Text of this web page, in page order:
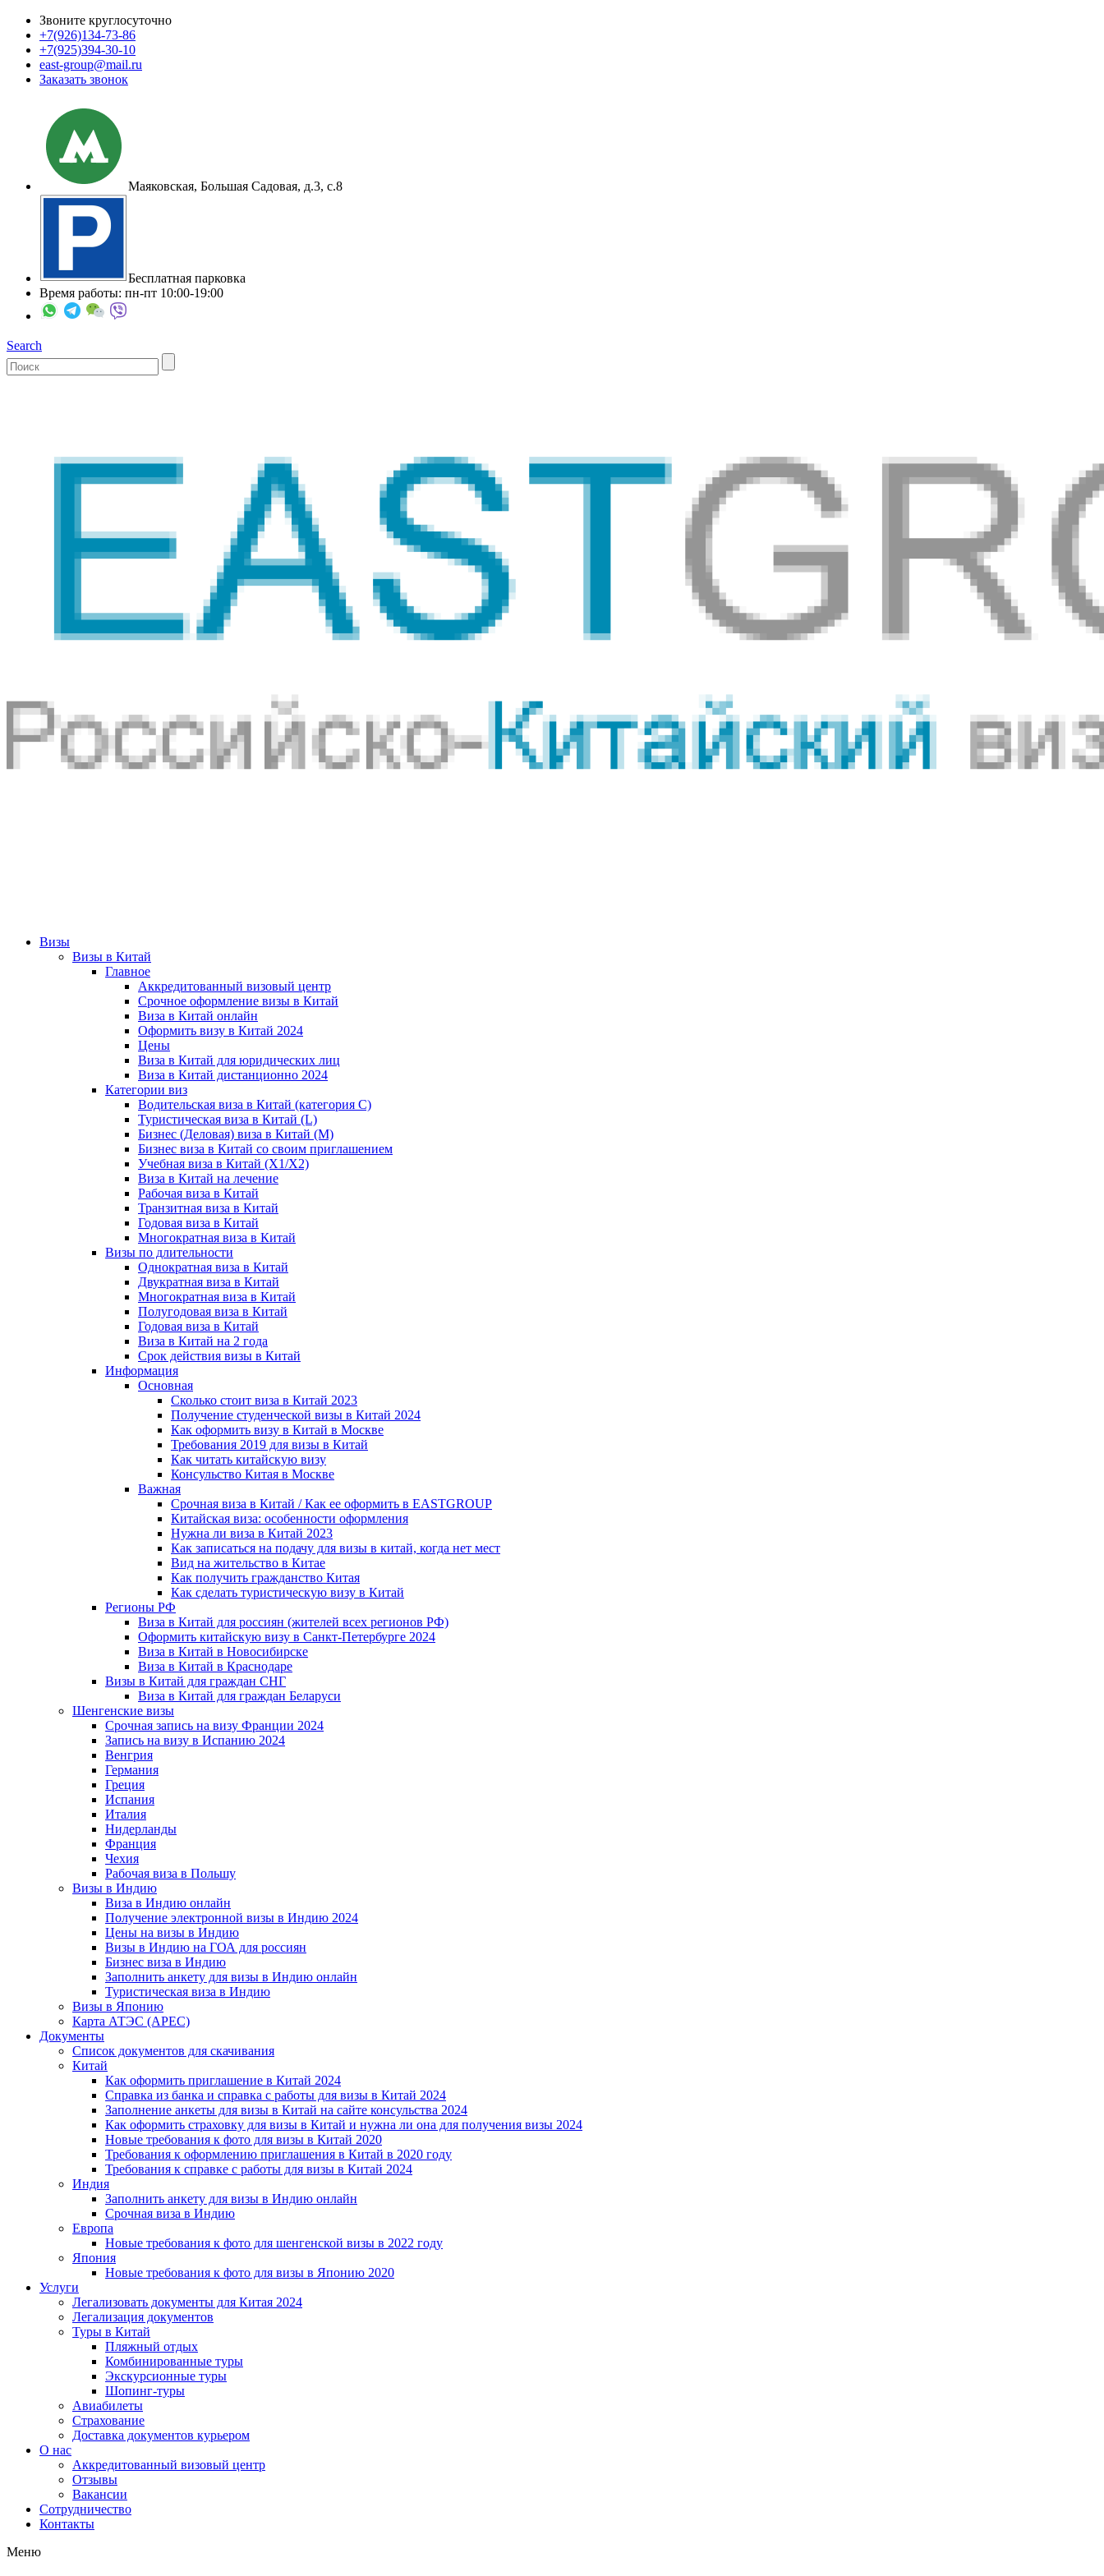
Звоните круглосуточно
+7(926)134-73-86
+7(925)394-30-10
east-group@mail.ru
Заказать звонок
Маяковская, Большая Садовая, д.3, с.8
Бесплатная парковка
Время работы: пн-пт 10:00-19:00
Search
Визы
Визы в Китай
Главное
Аккредитованный визовый центр
Срочное оформление визы в Китай
Виза в Китай онлайн
Оформить визу в Китай 2024
Цены
Виза в Китай для юридических лиц
Виза в Китай дистанционно 2024
Категории виз
Водительская виза в Китай (категория С)
Туристическая виза в Китай (L)
Бизнес (Деловая) виза в Китай (M)
Бизнес виза в Китай со своим приглашением
Учебная виза в Китай (X1/X2)
Виза в Китай на лечение
Рабочая виза в Китай
Транзитная виза в Китай
Годовая виза в Китай
Многократная виза в Китай
Визы по длительности
Однократная виза в Китай
Двукратная виза в Китай
Многократная виза в Китай
Полугодовая виза в Китай
Годовая виза в Китай
Виза в Китай на 2 года
Срок действия визы в Китай
Информация
Основная
Сколько стоит виза в Китай 2023
Получение студенческой визы в Китай 2024
Как оформить визу в Китай в Москве
Требования 2019 для визы в Китай
Как читать китайскую визу
Консульство Китая в Москве
Важная
Срочная виза в Китай / Как ее оформить в EASTGROUP
Китайская виза: особенности оформления
Нужна ли виза в Китай 2023
Как записаться на подачу для визы в китай, когда нет мест
Вид на жительство в Китае
Как получить гражданство Китая
Как сделать туристическую визу в Китай
Регионы РФ
Виза в Китай для россиян (жителей всех регионов РФ)
Оформить китайскую визу в Санкт-Петербурге 2024
Виза в Китай в Новосибирске
Виза в Китай в Краснодаре
Визы в Китай для граждан СНГ
Виза в Китай для граждан Беларуси
Шенгенские визы
Срочная запись на визу Франции 2024
Запись на визу в Испанию 2024
Венгрия
Германия
Греция
Испания
Италия
Нидерланды
Франция
Чехия
Рабочая виза в Польшу
Визы в Индию
Виза в Индию онлайн
Получение электронной визы в Индию 2024
Цены на визы в Индию
Визы в Индию на ГОА для россиян
Бизнес виза в Индию
Заполнить анкету для визы в Индию онлайн
Туристическая виза в Индию
Визы в Японию
Карта АТЭС (APEC)
Документы
Список документов для скачивания
Китай
Как оформить приглашение в Китай 2024
Справка из банка и справка с работы для визы в Китай 2024
Заполнение анкеты для визы в Китай на сайте консульства 2024
Как оформить страховку для визы в Китай и нужна ли она для получения визы 2024
Новые требования к фото для визы в Китай 2020
Требования к оформлению приглашения в Китай в 2020 году
Требования к справке с работы для визы в Китай 2024
Индия
Заполнить анкету для визы в Индию онлайн
Срочная виза в Индию
Европа
Новые требования к фото для шенгенской визы в 2022 году
Япония
Новые требования к фото для визы в Японию 2020
Услуги
Легализовать документы для Китая 2024
Легализация документов
Туры в Китай
Пляжный отдых
Комбинированные туры
Экскурсионные туры
Шопинг-туры
Авиабилеты
Страхование
Доставка документов курьером
О нас
Аккредитованный визовый центр
Отзывы
Вакансии
Сотрудничество
Контакты
Меню